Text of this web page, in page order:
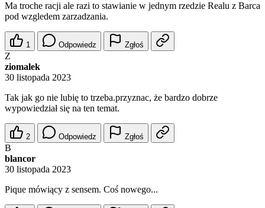
Ma troche racji ale razi to stawianie w jednym rzedzie Realu z Barca
pod wzgledem zarzadzania.
1 Odpowiedz Zgłoś
Z
ziomalek
30 listopada 2023
Tak jak go nie lubię to trzeba.przyznac, że bardzo dobrze
wypowiedział się na ten temat.
2 Odpowiedz Zgłoś
B
blancor
30 listopada 2023
Pique mówiący z sensem. Coś nowego...